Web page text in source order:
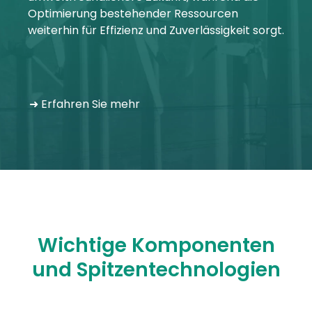
Optimierung bestehender Ressourcen
weiterhin für Effizienz und Zuverlässigkeit sorgt.
➜ Erfahren Sie mehr
Wichtige Komponenten
und Spitzentechnologien